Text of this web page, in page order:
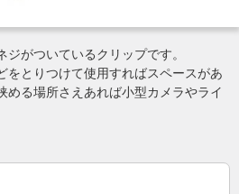
がついているクリップです。
をとりつけて使用すればスペースがあ
める場所さえあれば小型カメラやライ